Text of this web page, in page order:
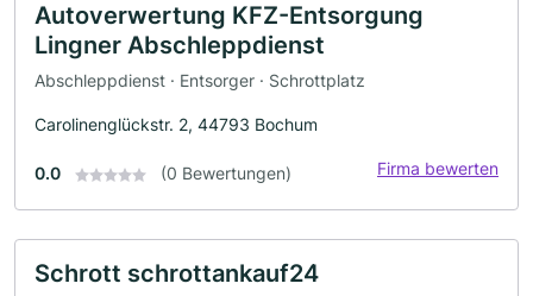
Autoverwertung KFZ-Entsorgung
Lingner Abschleppdienst
Abschleppdienst · Entsorger · Schrottplatz
Carolinenglückstr. 2, 44793 Bochum
0.0 (0 Bewertungen) Firma bewerten
Schrott schrottankauf24